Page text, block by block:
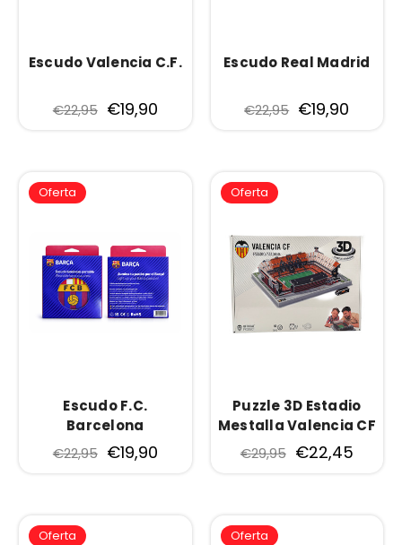
Escudo Valencia C.F.
€22,95 €19,90
Escudo Real Madrid
€22,95 €19,90
Oferta
Escudo F.C.
Barcelona
€22,95 €19,90
Oferta
Puzzle 3D Estadio
Mestalla Valencia CF
€29,95 €22,45
Oferta Oferta